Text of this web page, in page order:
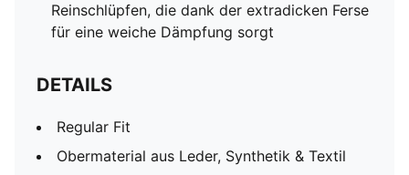
Reinschlüpfen, die dank der extradicken Ferse
für eine weiche Dämpfung sorgt
DETAILS
Regular Fit
Obermaterial aus Leder, Synthetik & Textil